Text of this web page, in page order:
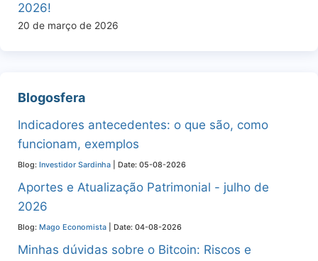
2026!
20 de março de 2026
Blogosfera
Indicadores antecedentes: o que são, como
funcionam, exemplos
Blog: Investidor Sardinha Date: 05-08-2026
Aportes e Atualização Patrimonial - julho de
2026
Blog: Mago Economista Date: 04-08-2026
Minhas dúvidas sobre o Bitcoin: Riscos e